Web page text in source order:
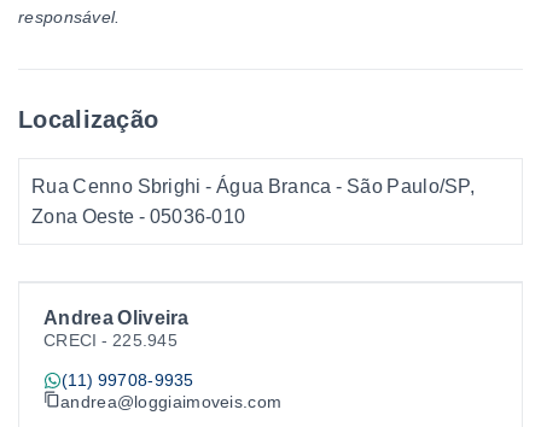
Andrea Oliveira
CRECI - 225.945
(11) 99708-9935
andrea@loggiaimoveis.com
responsável.
Localização
Rua Cenno Sbrighi - Água Branca - São Paulo/SP,
Zona Oeste - 05036-010